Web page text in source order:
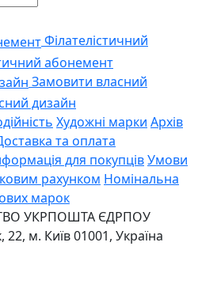
Філателістичний
Замовити власний
Художні марки Архів
та оплата
для покупцівУмови
рахунком Номінальна
марок
УКРПОШТА ЄДРПОУ
22, м. Київ01001, Україна